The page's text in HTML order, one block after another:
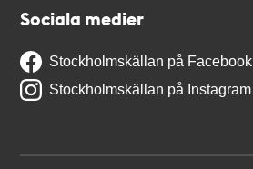
Sociala medier
Stockholmskällan på Facebook
Stockholmskällan på Instagram